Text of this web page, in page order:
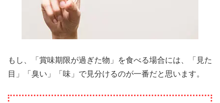
もし、「賞味期限が過ぎた物」を食べる場合には、「見た
目」「臭い」「味」で見分けるのが一番だと思います。